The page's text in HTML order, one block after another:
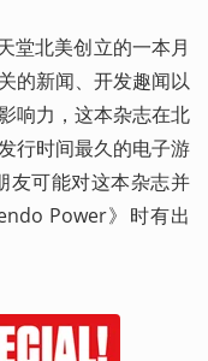
堂北美创立的一本月
的新闻、开发趣闻以
响力，这本杂志在北
行时间最久的电子游
友可能对这本杂志并
Power》时有出